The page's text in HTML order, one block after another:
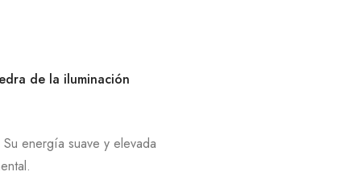
de la iluminación
energía suave y elevada